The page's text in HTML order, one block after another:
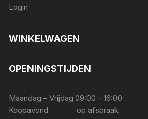
Login
WINKELWAGEN
OPENINGSTIJDEN
Maandag – Vrijdag 09:00 – 16:00
Koopavond op afspraak